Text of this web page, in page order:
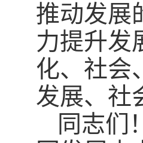
推动发展
力提升发
化、社会
发展、社
同志们